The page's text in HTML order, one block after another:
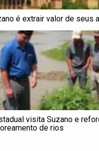
é extrair valor de seus
visita Suzano e
de rios